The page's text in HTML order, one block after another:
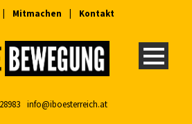
Mitmachen Kontakt
info@iboesterreich.at